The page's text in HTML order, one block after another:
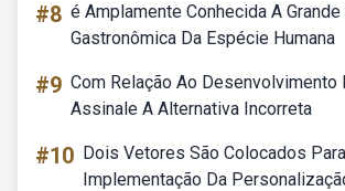
#8 é Amplamente Conhecida A
Gastronômica Da Espécie Humana
#9 Com Relação Ao Desenvolvimento
Assinale A Alternativa Incorreta
#10 Dois Vetores São Colocados Para
Implementação Da